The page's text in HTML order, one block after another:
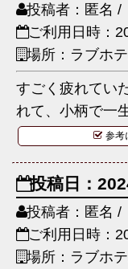
投稿者：匿名 /
ご利用日時：
場所：ラブホ
すごく疲れてい
れて、小柄で一
参考
投稿日：
投稿者：匿名 /
ご利用日時：
場所：ラブホ